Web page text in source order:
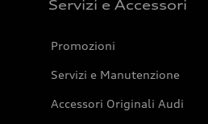
Servizi e Accessori
Promozioni
Servizi e Manutenzione
Accessori Originali Audi